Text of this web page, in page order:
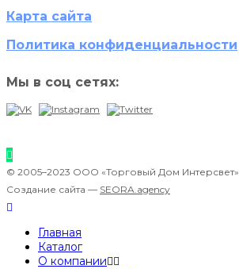
Карта сайта
Политика конфиденциальности
Мы в соц сетях:
© 2005–2023 ООО «Торговый Дом Интерсвет»
Создание сайта — SEORA.agency
Главная
Каталог
О компании